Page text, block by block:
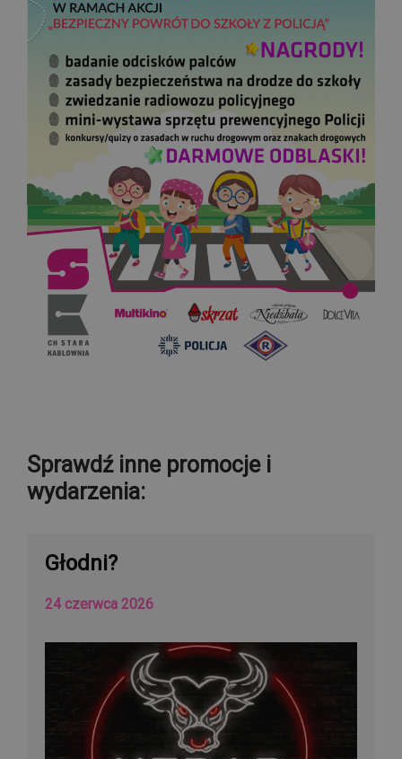
Sprawdź inne promocje i
wydarzenia:
Głodni?
24 czerwca 2026